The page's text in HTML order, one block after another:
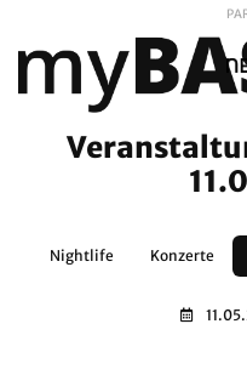
Nightlife Konzerte